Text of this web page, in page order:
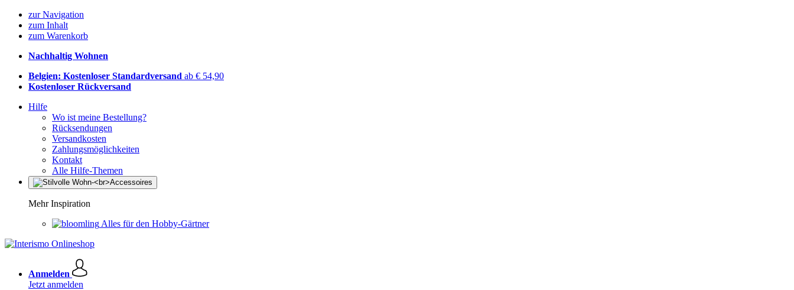
zur Navigation
zum Inhalt
zum Warenkorb
Nachhaltig Wohnen
Belgien: Kostenloser Standardversand ab € 54,90
Kostenloser Rückversand
Hilfe
Wo ist meine Bestellung?
Rücksendungen
Versandkosten
Zahlungsmöglichkeiten
Kontakt
Alle Hilfe-Themen
Mehr Inspiration
Alles für den Hobby-Gärtner
Anmelden
Jetzt anmelden